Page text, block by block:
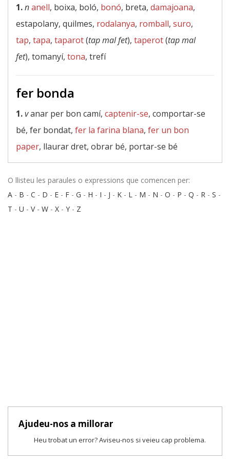
1.nanell, boixa, boló, bonó, breta, damajoana,
estapolany, quilmes, rodalanya, romball, suro,
tap, tapa, taparot(tap mal fet), taperot(tap mal
fet), tomanyí, tona, trefí
fer bonda
1.vanar per bon camí, captenir-se, comportar-se
bé, fer bondat, fer la farina blana, fer un bon
paper, llaurar dret, obrar bé, portar-se bé
O llisteu les paraules o expressions que comencen per:
A - B - C - D - E - F - G - H - I - J - K - L - M - N - O - P - Q - R - S -
T - U - V- W - X - Y - Z
Ajudeu-nos a millorar
Heu trobat un error? Aviseu-nos si veieu cap problema.